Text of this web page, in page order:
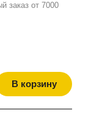
заказ от 7000
В корзину